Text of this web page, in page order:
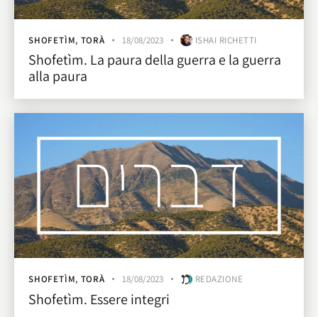
SHOFETÌM, TORÀ 18/08/2023 ISHAI RICHETTI
Shofetìm. La paura della guerra e la guerra
alla paura
SHOFETÌM, TORÀ 18/08/2023 REDAZIONE
Shofetìm. Essere integri